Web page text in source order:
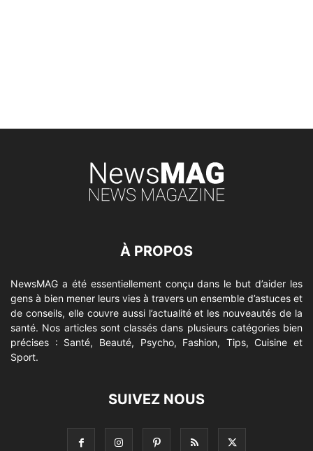
À PROPOS
NewsMAG a été essentiellement conçu dans le but d’aider les
gens à bien mener leurs vies à travers un ensemble d’astuces et
de conseils, elle couvre aussi l’actualité et les nouveautés de la
santé. Nos articles sont classés dans plusieurs catégories bien
précises : Santé, Beauté, Psycho, Fashion, Tips, Cuisine et
Sport.
SUIVEZ NOUS